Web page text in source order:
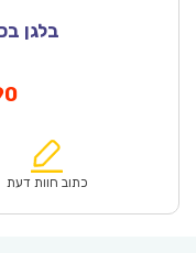
בלגן בכיתה 5 –
₪67.00.
המחיר
הוא:
כתוב חוות דעת